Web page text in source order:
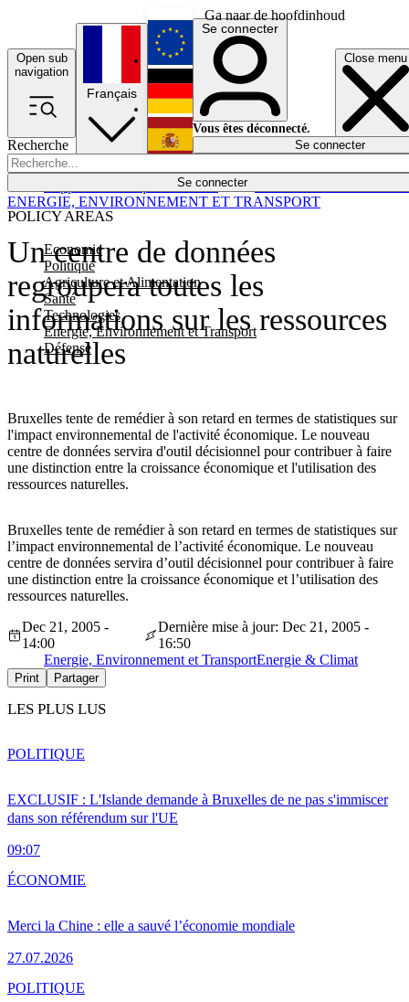
Ga naar de hoofdinhoud
Open sub
navigation
Close menu
Recherche
Se connecter
POLICY AREAS
Economie
Politique
Agriculture et Alimentation
Santé
Technologies
Energie, Environnement et Transport
Défense
Économie
Français
English
Deutsch
Español
Se connecter
Vous êtes déconnecté.
Se connecter
Un centre de données
regroupera toutes les
informations sur les ressources
naturelles
Bruxelles tente de remédier à son retard en termes de statistiques sur
l'impact environnemental de l'activité économique. Le nouveau
centre de données servira d'outil décisionnel pour contribuer à faire
une distinction entre la croissance économique et l'utilisation des
ressources naturelles.
ENERGIE, ENVIRONNEMENT ET TRANSPORT
Bruxelles tente de remédier à son retard en termes de statistiques sur
l’impact environnemental de l’activité économique. Le nouveau
centre de données servira d’outil décisionnel pour contribuer à faire
une distinction entre la croissance économique et l’utilisation des
ressources naturelles.
Dec 21, 2005 -
14:00
Dernière mise à jour: Dec 21, 2005 -
16:50
Energie, Environnement et TransportEnergie & Climat
Print Partager
LES PLUS LUS
EXCLUSIF : L'Islande demande à Bruxelles de ne pas s'immiscer
dans son référendum sur l'UE
09:07
POLITIQUE
Merci la Chine : elle a sauvé l’économie mondiale
27.07.2026
ÉCONOMIE
POLITIQUE